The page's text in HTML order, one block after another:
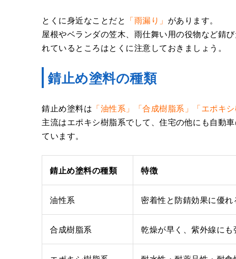
とくに身近なことだと 「雨漏り」 があります。
屋根やベランダの笠木、雨仕舞い用の役物など錆
れているところはとくに注意しておきましょう。
錆止め塗料の種類
錆止め塗料は 「油性系」「合成樹脂系」「エポキシ
主流はエポキシ樹脂系でして、住宅の他にも自動
ています。
錆止め塗料の種類 特徴
油性系 密着性と防錆効果に優
合成樹脂系 乾燥が早く、紫外線に